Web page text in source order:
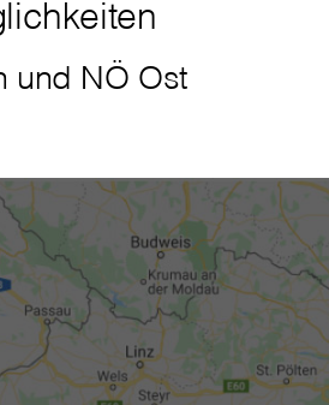
und NÖ Ost